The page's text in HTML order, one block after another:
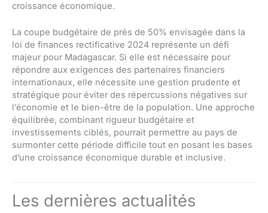
croissance économique.
La coupe budgétaire de près de 50% envisagée dans la
loi de finances rectificative 2024 représente un défi
majeur pour Madagascar. Si elle est nécessaire pour
répondre aux exigences des partenaires financiers
internationaux, elle nécessite une gestion prudente et
stratégique pour éviter des répercussions négatives sur
l’économie et le bien-être de la population. Une approche
équilibrée, combinant rigueur budgétaire et
investissements ciblés, pourrait permettre au pays de
surmonter cette période difficile tout en posant les bases
d’une croissance économique durable et inclusive.
Les dernières actualités